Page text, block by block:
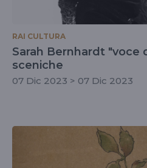
RAI CULTURA
Sarah Bernhardt "voce
sceniche
07 Dic 2023 > 07 Dic 2023